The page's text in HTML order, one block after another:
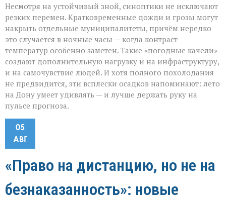
Несмотря на устойчивый зной, синоптики не исключают
резких перемен. Кратковременные дожди и грозы могут
накрыть отдельные муниципалитеты, причём нередко
это случается в ночные часы — когда контраст
температур особенно заметен. Такие «погодные качели»
создают дополнительную нагрузку и на инфраструктуру,
и на самочувствие людей. И хотя полного похолодания
не предвидится, эти всплески осадков напоминают: лето
на Дону умеет удивлять — и лучше держать руку на
пульсе прогноза.
05
АВГ
«Право на дистанцию, но не на
безнаказанность»: новые